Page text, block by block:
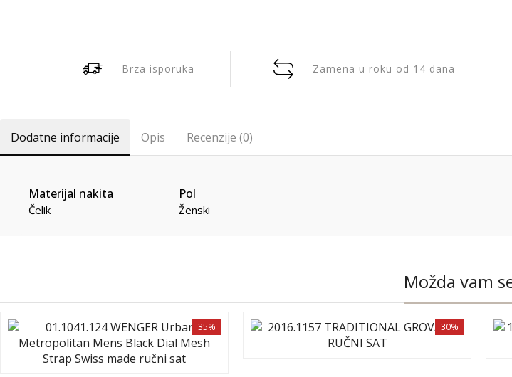
Brza isporuka Zamena u roku od 14 dana
Dodatne informacije Opis Recenzije (0)
Materijal nakita
Čelik
Pol
Ženski
Možda vam
35% 30%